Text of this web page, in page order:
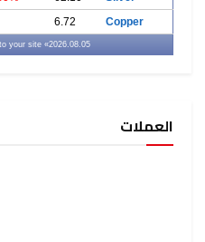
Copper
6.72
2026.08.05
» Add to your site
العملات